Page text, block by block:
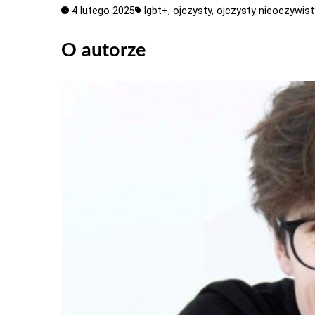
4 lutego 2025 lgbt+,ojczysty,ojczysty
O autorze